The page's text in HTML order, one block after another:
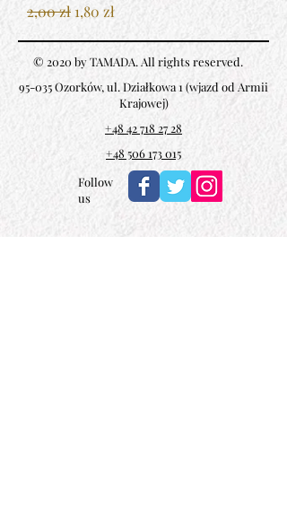
Regularna cena
2,00 złCena rabatowa
1,80 zł
© 2020 by TAMADA. All rights reserved.
95-035 Ozorków, ul. Działkowa 1 (wjazd od Armii
Krajowej)
+48 42 718 27 28
+48 506 173 015
Follow
us